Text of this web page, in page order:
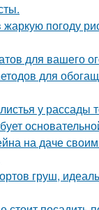
погоду
для вашего
для
у рассады
на даче
груш,